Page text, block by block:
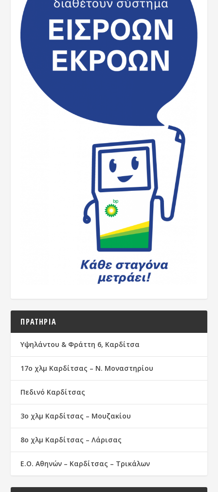
ΠΡΑΤΗΡΙΑ
Υψηλάντου & Φράττη 6, Καρδίτσα
17ο χλμ Καρδίτσας – Ν. Μοναστηρίου
Πεδινό Καρδίτσας
3ο χλμ Καρδίτσας – Μουζακίου
8ο χλμ Καρδίτσας – Λάρισας
Ε.Ο. Αθηνών – Καρδίτσας – Τρικάλων